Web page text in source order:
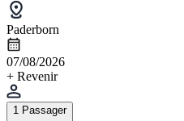
Paderborn
07/08/2026
+ Revenir
1 Passager